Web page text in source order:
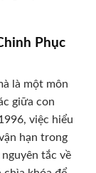
Phục
là một môn
giữa con
việc hiểu
hạn trong
tắc về